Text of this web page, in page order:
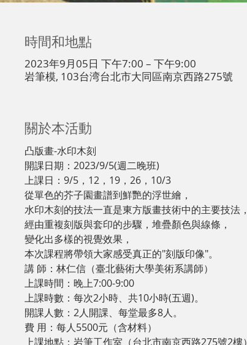
時間和地點
2023年9月05日 下午7:00 – 下午9:00
岩筆模, 103台湾台北市大同區南京西路275號
關於本活動
凸版畫-水印木刻
開課日期：2023/9/5(週二晚班)
上課日：9/5，12，19，26，10/3
從單色的芥子園畫譜到鮮艷的浮世繪，
水印木刻的技法一直是東方版畫技術中的主要技法，
經由重複刻版與套印的步驟，堆疊顏色與線條，
變化出多樣的視覺效果，
本次課程將帶領大家感受真正的"刻版印像"。
講 師：林仁信（臺北藝術大學美術系講師）
上課時間：晚上7:00-9:00
上課時數：每次2小時、共10小時(五週)。
開課人數：2人開課、每堂最多8人。
費 用：每人5500元（含材料）
上課地點：岩筆工作室（台北市南京西路275號2樓）